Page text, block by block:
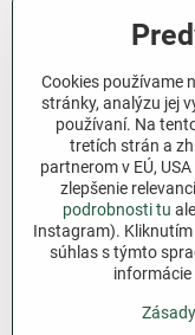
Všetko o
Ďakujeme za
Sme
vďaka vám –
lásku k pôde​.
pokračovať v
záhradkárom
Cookies používame
stránky, analýzu jej
používaní. Na
tretích strán a
partnerom v EÚ,
zlepšenie
podrobnosti tu
Instagram). Kliknutím
súhlas s týmto
informácie